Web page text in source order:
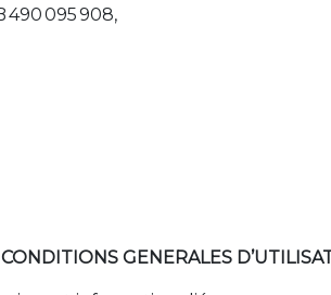
490 095 908,
CONDITIONS GENERALES